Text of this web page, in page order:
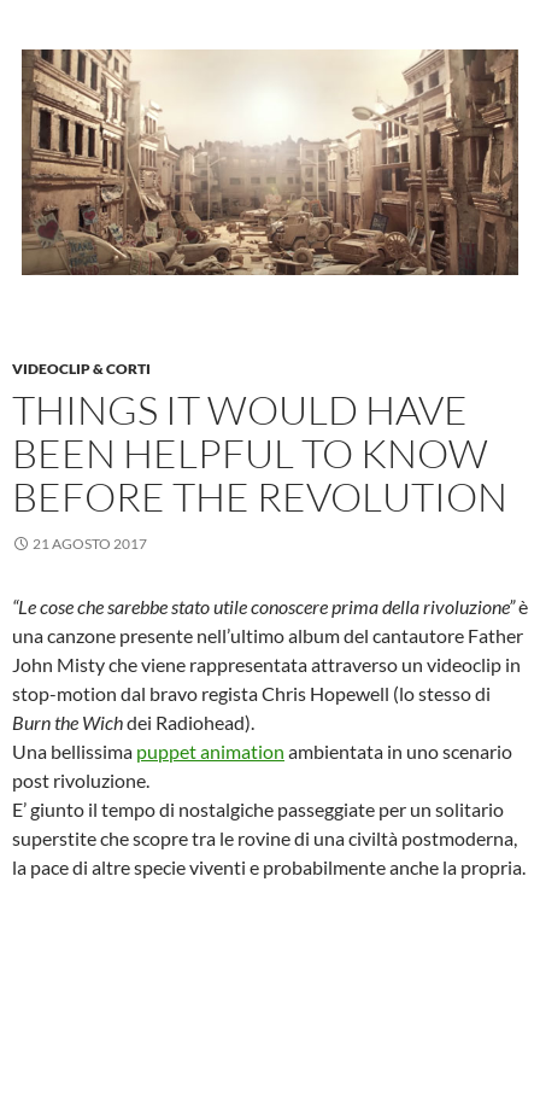
VIDEOCLIP & CORTI
THINGS IT WOULD HAVE
BEEN HELPFUL TO KNOW
BEFORE THE REVOLUTION
21 AGOSTO 2017
“Le cose che sarebbe stato utile conoscere prima della rivoluzione”è
una canzone presente nell’ultimo album del cantautore Father
John Misty che viene rappresentata attraverso un videoclip in
stop-motion dal bravo regista Chris Hopewell (lo stesso di
Burn the Wichdei Radiohead).
Una bellissima puppet animation ambientata in uno scenario
post rivoluzione.
E’ giunto il tempo di nostalgiche passeggiate per un solitario
superstite che scopre tra le rovine di una civiltà postmoderna,
la pace di altre specie viventi e probabilmente anche la propria.